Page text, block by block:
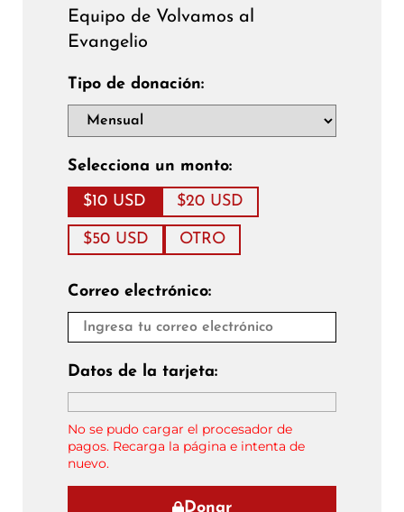
Equipo de Volvamos al
Evangelio
Tipo de donación:
Selecciona un monto:
$10 USD $20 USD
$50 USD OTRO
Correo electrónico:
Datos de la tarjeta:
No se pudo cargar el procesador de
pagos. Recarga la página e intenta de
nuevo.
Donar